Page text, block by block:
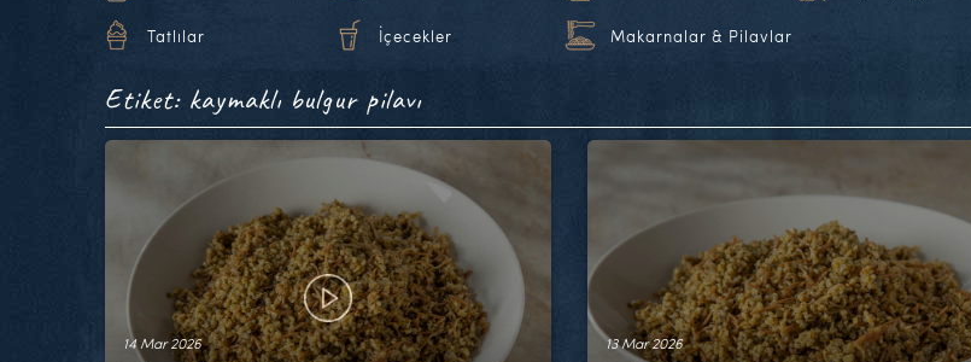
Tatlılar İçecekler Makarnalar & Pilavlar
Etiket: kaymaklı bulgur pilavı
14 Mar 2026 13 Mar 2026